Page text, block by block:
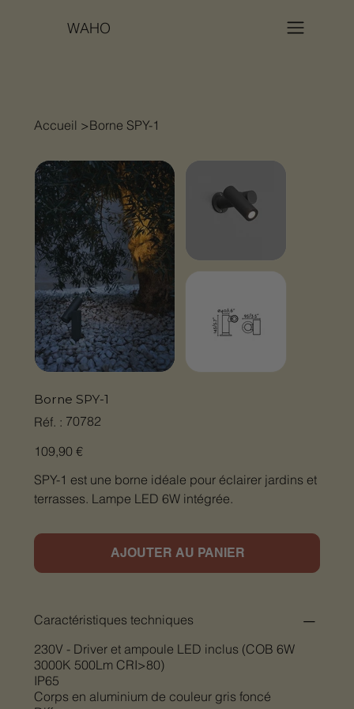
WAHO
Accueil >Borne SPY-1
Borne SPY-1
Réf. : SKU
70782
70782
Prix
109,90 €
SPY-1 est une borne idéale pour éclairer jardins et
terrasses. Lampe LED 6W intégrée.
AJOUTER AU PANIER
Caractéristiques techniques
230V - Driver et ampoule LED inclus (COB 6W
3000K 500Lm CRI>80)
IP65
Corps en aluminium de couleur gris foncé